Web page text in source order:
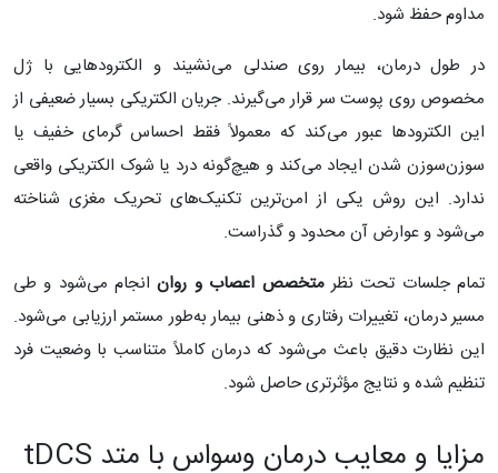
مداوم حفظ شود.
در طول درمان، بیمار روی صندلی می‌نشیند و الکترودهایی با ژل
مخصوص روی پوست سر قرار می‌گیرند. جریان الکتریکی بسیار ضعیفی از
این الکترودها عبور می‌کند که معمولاً فقط احساس گرمای خفیف یا
سوزن‌سوزن شدن ایجاد می‌کند و هیچ‌گونه درد یا شوک الکتریکی واقعی
ندارد. این روش یکی از امن‌ترین تکنیک‌های تحریک مغزی شناخته
می‌شود و عوارض آن محدود و گذراست.
تمام جلسات تحت نظرمتخصص اعصاب و روانانجام می‌شود و طی
مسیر درمان، تغییرات رفتاری و ذهنی بیمار به‌طور مستمر ارزیابی می‌شود.
این نظارت دقیق باعث می‌شود که درمان کاملاً متناسب با وضعیت فرد
تنظیم شده و نتایج مؤثرتری حاصل شود.
مزایا و معایب درمان وسواس با متد tDCS